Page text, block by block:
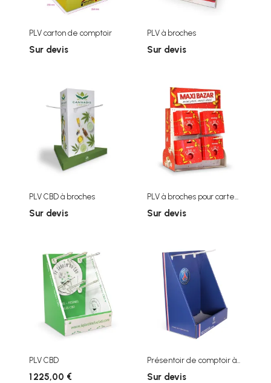
PLV carton de comptoir
Sur devis
PLV à broches
Sur devis
PLV CBD à broches
Sur devis
PLV à broches pour carte...
Sur devis
PLV CBD
1 225,00 €
Présentoir de comptoir à...
Sur devis